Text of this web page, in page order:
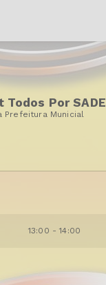
Todos Por SADE
Prefeitura Municial
13:00 - 14:00